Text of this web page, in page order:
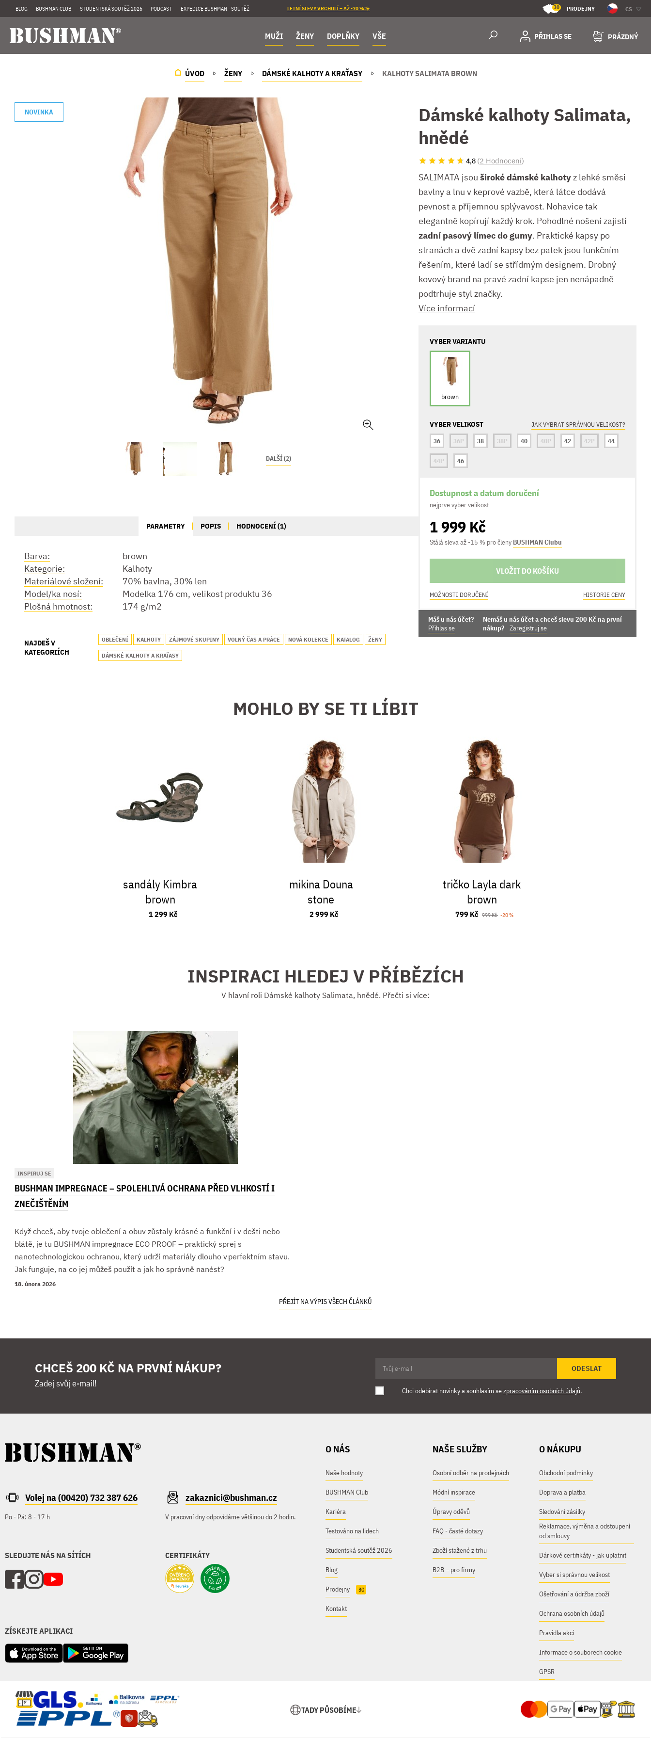
BLOG BUSHMAN CLUB STUDENTSKÁ SOUTĚŽ 2026 PODCAST EXPEDICE BUSHMAN - SOUTĚŽ LETNÍ SLEVY VRCHOLÍ – AŽ -70 %!☀️ 30 PRODEJNY CS
MUŽI ŽENY DOPLŇKY VŠE PŘIHLAS SE PRÁZDNÝ
ÚVOD ŽENY DÁMSKÉ KALHOTY A KRAŤASY KALHOTY SALIMATA BROWN
NOVINKA
DALŠÍ (2)
Dámské kalhoty Salimata,
hnědé
4,8 (2 Hodnocení)
SALIMATA jsou široké dámské kalhotyz lehké směsi
bavlny a lnu v keprové vazbě, která látce dodává
pevnost a příjemnou splývavost. Nohavice tak
elegantně kopírují každý krok. Pohodlné nošení zajistí
zadní pasový límec do gumy. Praktické kapsy po
stranách a dvě zadní kapsy bez patek jsou funkčním
řešením, které ladí se střídmým designem. Drobný
kovový brand na pravé zadní kapse jen nenápadně
podtrhuje styl značky.
Více informací
VYBER VARIANTU
brown
VYBER VELIKOST
JAK VYBRAT SPRÁVNOU VELIKOST?
36
36P 38 38P 40 40P 42 42P 44
44P 46
Dostupnost a datum doručení
nejprve vyber velikost
1 999 Kč
Stálá sleva až -15 % pro členy BUSHMAN Clubu
VLOŽIT DO KOŠÍKU
MOŽNOSTI DORUČENÍ HISTORIE CENY
Máš u nás účet?
Přihlas se
Nemáš u nás účet a chceš slevu 200 Kč na první
nákup?
Zaregistruj se
PARAMETRY POPIS HODNOCENÍ (1)
Barva:
brown
Kategorie:
Kalhoty
Materiálové složení:
70% bavlna, 30% len
Model/ka nosí:
Modelka 176 cm, velikost produktu 36
Plošná hmotnost:
174 g/m2
NAJDEŠ V
KATEGORIÍCH
OBLEČENÍ KALHOTY ZÁJMOVÉ SKUPINY VOLNÝ ČAS A PRÁCE NOVÁ KOLEKCE KATALOG ŽENY
DÁMSKÉ KALHOTY A KRAŤASY
MOHLO BY SE TI LÍBIT
sandály Kimbra
brown
1 299 Kč
mikina Douna
stone
2 999 Kč
tričko Layla dark
brown
799 Kč 999 Kč -20 %
INSPIRACI HLEDEJ V PŘÍBĚZÍCH
V hlavní roli Dámské kalhoty Salimata, hnědé. Přečti si více:
INSPIRUJ SE
BUSHMAN IMPREGNACE – SPOLEHLIVÁ OCHRANA PŘED VLHKOSTÍ I
ZNEČIŠTĚNÍM
Když chceš, aby tvoje oblečení a obuv zůstaly krásné a funkční i v dešti nebo
blátě, je tu BUSHMAN impregnace ECO PROOF – praktický sprej s
nanotechnologickou ochranou, který udrží materiály dlouho v perfektním stavu.
Jak funguje, na co jej můžeš použít a jak ho správně nanést?
18. února 2026
PŘEJÍT NA VÝPIS VŠECH ČLÁNKŮ
CHCEŠ 200 KČ NA PRVNÍ NÁKUP?
Zadej svůj e-mail!
ODESLAT
Chci odebírat novinky a souhlasím sezpracováním osobních údajů.
Volej na (00420) 732 387 626
Po - Pá: 8 - 17 h
zakaznici@bushman.cz
V pracovní dny odpovídáme většinou do 2 hodin.
SLEDUJTE NÁS NA SÍTÍCH CERTIFIKÁTY
ZÍSKEJTE APLIKACI
O NÁS
Naše hodnoty
BUSHMAN Club
Kariéra
Testováno na lidech
Studentská soutěž 2026
Blog
Prodejny 30
Kontakt
NAŠE SLUŽBY
Osobní odběr na prodejnách
Módní inspirace
Úpravy oděvů
FAQ - časté dotazy
Zboží stažené z trhu
B2B – pro firmy
O NÁKUPU
Obchodní podmínky
Doprava a platba
Sledování zásilky
Reklamace, výměna a odstoupení
od smlouvy
Dárkové certifikáty - jak uplatnit
Vyber si správnou velikost
Ošetřování a údržba zboží
Ochrana osobních údajů
Pravidla akcí
Informace o souborech cookie
GPSR
TADY PŮSOBÍME